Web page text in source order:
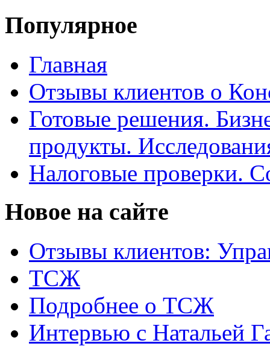
Популярное
Главная
Отзывы клиентов о
Готовые решения.
продукты.
Налоговые проверки.
Новое на сайте
Отзывы клиентов:
ТСЖ
Подробнее о ТСЖ
Интервью с Натальей